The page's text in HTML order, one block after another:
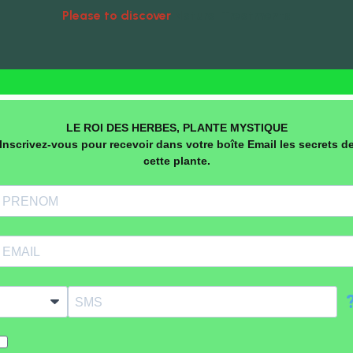
Please to discover
LE ROI DES HERBES, PLANTE MYSTIQUE
vous pour recevoir dans votre boîte Email les secrets
cette plante.